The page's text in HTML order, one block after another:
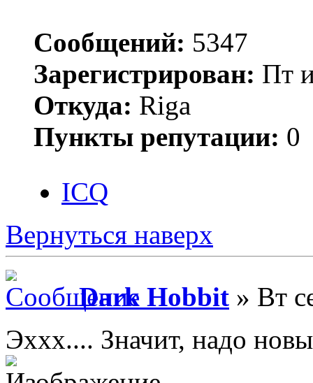
Сообщений: 5347
Зарегистрирован: Пт
Откуда: Riga
Пункты репутации: 0
ICQ
Вернуться наверх
Dark Hobbit » Вт
Эххх.... Значит, надо